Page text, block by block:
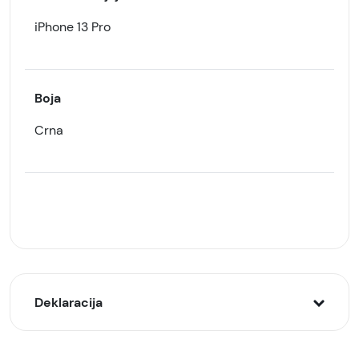
iPhone 13 Pro
Boja
Crna
Deklaracija